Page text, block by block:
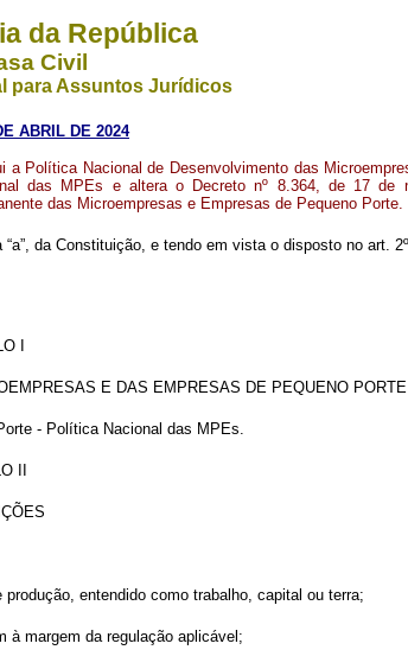
da República
Civil
para Assuntos Jurídicos
ABRIL DE 2024
a Política Nacional de Desenvolvimento das
das MPEs e altera o Decreto nº 8.364, de 17 de
das Microempresas e Empresas de Pequeno Porte.
da Constituição, e tendo em vista o disposto no art.
I
E DAS EMPRESAS DE PEQUENO PORTE
- Política Nacional das MPEs.
II
entendido como trabalho, capital ou terra;
à margem da regulação aplicável;